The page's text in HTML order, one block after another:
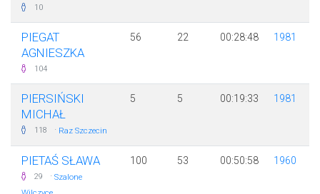
10
PIEGAT
AGNIESZKA
104
56 22 00:28:48 1981
PIERSIŃSKI
MICHAŁ
118 · Raz Szczecin
5 5 00:19:33 1981
PIETAŚ SŁAWA
29 · Szalone
100 53 00:50:58 1960